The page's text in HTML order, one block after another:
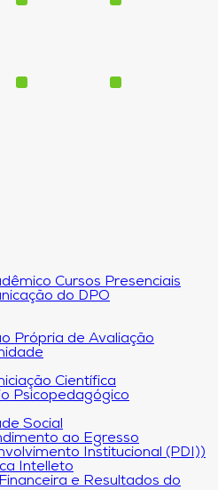
Cursos Presenciais
do DPO
Própria de Avaliação
Científica
Psicopedagógico
Social
ao Egresso
Institucional (PDI))
Intelleto
e Resultados do